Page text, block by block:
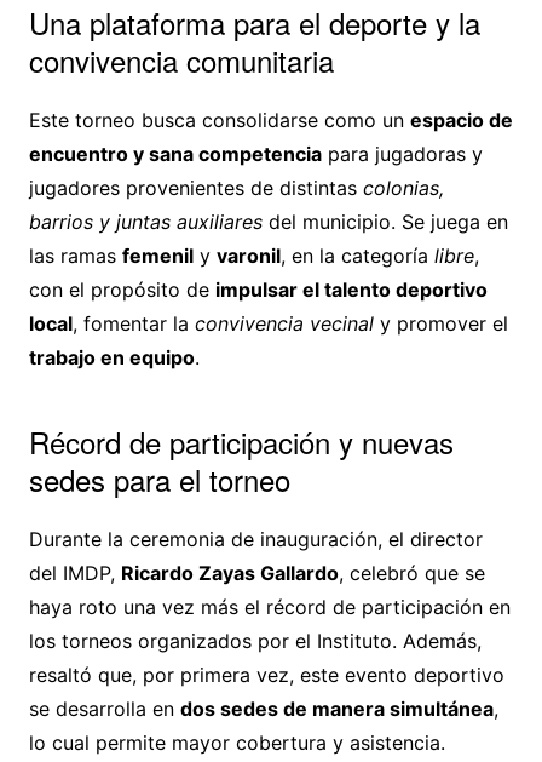
Una plataforma para el deporte y la
convivencia comunitaria
Este torneo busca consolidarse como un espacio de
encuentro y sana competenciapara jugadoras y
jugadores provenientes de distintas colonias,
barrios y juntas auxiliaresdel municipio. Se juega en
las ramas femenily varonil, en la categoría libre,
con el propósito de impulsar el talento deportivo
local, fomentar la convivencia vecinaly promover el
trabajo en equipo.
Récord de participación y nuevas
sedes para el torneo
Durante la ceremonia de inauguración, el director
del IMDP, Ricardo Zayas Gallardo, celebró que se
haya roto una vez más el récord de participación en
los torneos organizados por el Instituto. Además,
resaltó que, por primera vez, este evento deportivo
se desarrolla en dos sedes de manera simultánea,
lo cual permite mayor cobertura y asistencia.